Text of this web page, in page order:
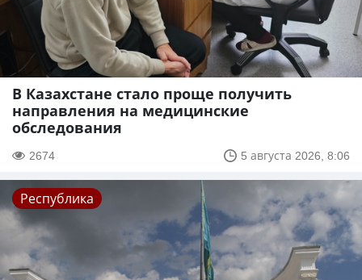
В Казахстане стало проще получить
направления на медицинские
обследования
2674 5 августа 2026, 8:06
Республика